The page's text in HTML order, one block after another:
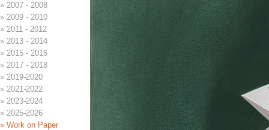
» 2007 - 2008
» 2009 - 2010
» 2011 - 2012
» 2013 - 2014
» 2015 - 2016
» 2017 - 2018
» 2019-2020
» 2021-2022
» 2023-2024
» 2025-2026
» Work on Paper